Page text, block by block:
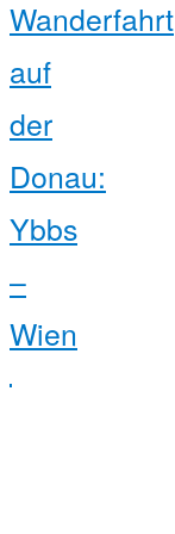
Wanderfahrt
auf
der
Donau:
Ybbs
–
Wien